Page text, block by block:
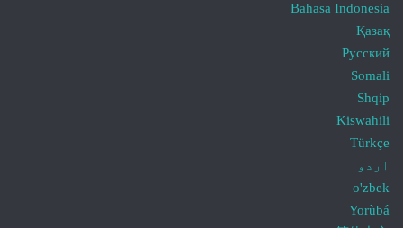
Bahasa Indonesia
Қазақ
Русский
Somali
Shqip
Kiswahili
Türkçe
اردو
o'zbek
Yorùbá